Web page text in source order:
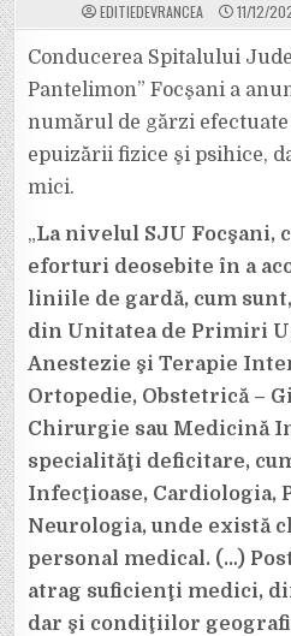
EDITIEDEVRANCEA 11/12/
Conducerea Spitalului
Pantelimon” Focşani a
numărul de gărzi
epuizării fizice şi psihice,
mici.
„La nivelul SJU Focşani,
eforturi deosebite în a
liniile de gardă, cum
din Unitatea de Primiri
Anestezie şi Terapie
Ortopedie, Obstetrică –
Chirurgie sau Medicină
specialităţi deficitare,
Infecţioase, Cardiologia,
Neurologia, unde există
personal medical. (…)
atrag suficienţi medici,
dar şi condiţiilor